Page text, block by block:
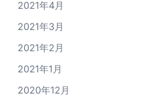
2021年4月
2021年3月
2021年2月
2021年1月
2020年12月